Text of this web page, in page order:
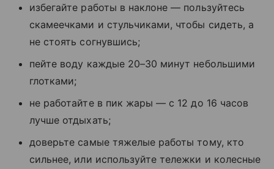
избегайте работы в наклоне — пользуйтесь
скамеечками и стульчиками, чтобы сидеть, а
не стоять согнувшись;
пейте воду каждые 20–30 минут небольшими
глотками;
не работайте в пик жары — с 12 до 16 часов
лучше отдыхать;
доверьте самые тяжелые работы тому, кто
сильнее, или используйте тележки и колесные